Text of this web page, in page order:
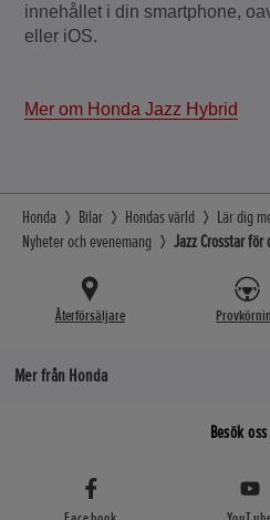
innehållet i din smartphone,
eller iOS.
Mer om Honda Jazz Hybrid
Honda Bilar Hondas värld
Lär dig
Nyheter och evenemang
Jazz Crosstar
Återförsäljare
Mer från Honda
Besök